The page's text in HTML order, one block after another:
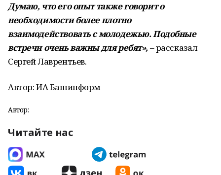
Думаю, что его опыт также говорит о
необходимости более плотно
взаимодействовать с молодежью. Подобные
встречи очень важны для ребят», – рассказал
Сергей Лаврентьев.
Автор: ИА Башинформ
Автор:
Читайте нас